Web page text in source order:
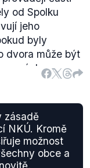
od Spolku
jeho
byly
dvora může být
- .pdf,
zásadě
NKÚ. Kromě
možnost
obce a